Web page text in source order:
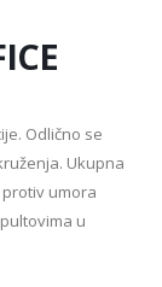
Odlično se
Ukupna
umora
u